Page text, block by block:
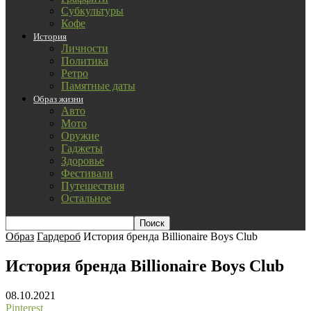
Субкультуры
Кофе
История
Личности
Политика
Ретро
Памятные даты
Образ жизни
Авто
Мото
Оружие
Гаджеты
Здоровье
Фестивали
Путешествия
Остальное
Образ Гардероб История бренда Billionaire Boys Club
История бренда Billionaire Boys Club
08.10.2021
Pinterest